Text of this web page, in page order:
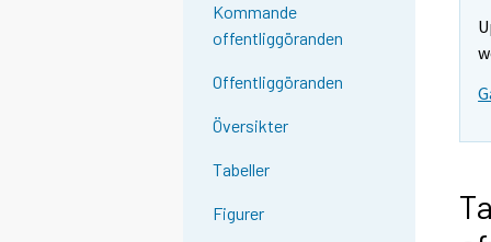
Kommande
offentliggöranden
Offentliggöranden
Översikter
Tabeller
Figurer